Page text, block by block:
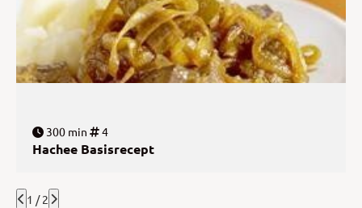
300 min 4
Hachee Basisrecept
1 / 2